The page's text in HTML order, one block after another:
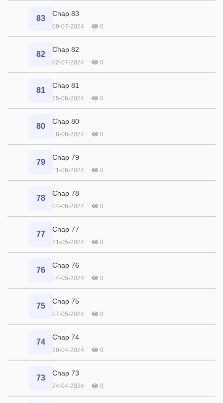
83
Chap 83
09-07-2024 0
82
Chap 82
02-07-2024 0
81
Chap 81
25-06-2024 0
80
Chap 80
18-06-2024 0
79
Chap 79
11-06-2024 0
78
Chap 78
04-06-2024 0
77
Chap 77
21-05-2024 0
76
Chap 76
14-05-2024 0
75
Chap 75
07-05-2024 0
74
Chap 74
30-04-2024 0
73
Chap 73
24-04-2024 0